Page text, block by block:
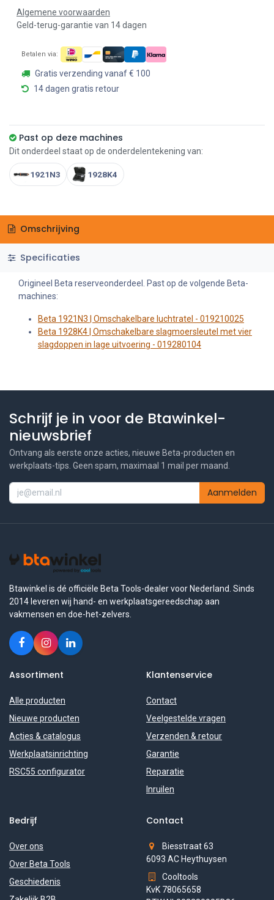
Algemene voorwaarden
Geld-terug-garantie van 14 dagen
Betalen via:
Gratis verzending vanaf € 100
14 dagen gratis retour
Past op deze machines
Dit onderdeel staat op de onderdelentekening van:
1921N3 1928K4
Omschrijving
Specificaties
Origineel Beta reserveonderdeel. Past op de volgende Beta-
machines:
Beta 1921N3 | Omschakelbare luchtratel - 019210025
Beta 1928K4 | Omschakelbare slagmoersleutel met vier
slagdoppen in lage uitvoering - 019280104
Schrijf je in voor de Btawinkel-
nieuwsbrief
Ontvang als eerste onze acties, nieuwe Beta-producten en
werkplaats-tips. Geen spam, maximaal 1 mail per maand.
Aanmelden
Btawinkel is dé officiële Beta Tools-dealer voor Nederland. Sinds
2014 leveren wij hand- en werkplaatsgereedschap aan
vakmensen en doe-het-zelvers.
Assortiment
Alle producten
Nieuwe producten
Acties & catalogus
Werkplaatsinrichting
RSC55 configurator
Klantenservice
Contact
Veelgestelde vragen
Verzenden & retour
Garantie
Reparatie
Inruilen
Bedrijf
Over ons
Over Beta Tools
Geschiedenis
Contact
Biesstraat 63
6093 AC Heythuysen
Cooltools
KvK 78065658